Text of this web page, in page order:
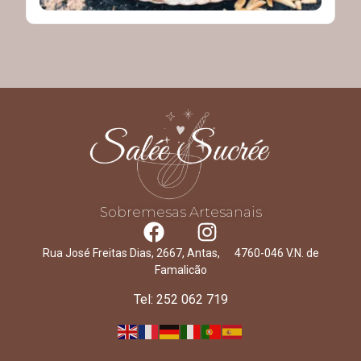
Sobremesas Artesanais
Rua José Freitas Dias, 2667, Antas, 4760-046 V.N. de
Famalicão
Tel: 252 062 719